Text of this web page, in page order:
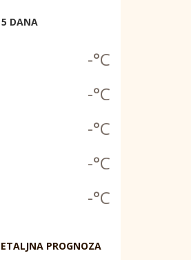
5 DANA
-°C
-°C
-°C
-°C
-°C
PROGNOZA